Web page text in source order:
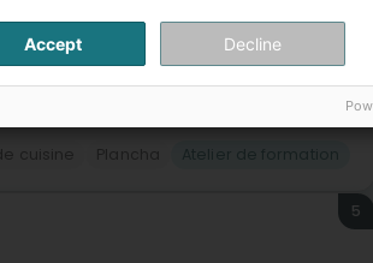
5
Accept Decline